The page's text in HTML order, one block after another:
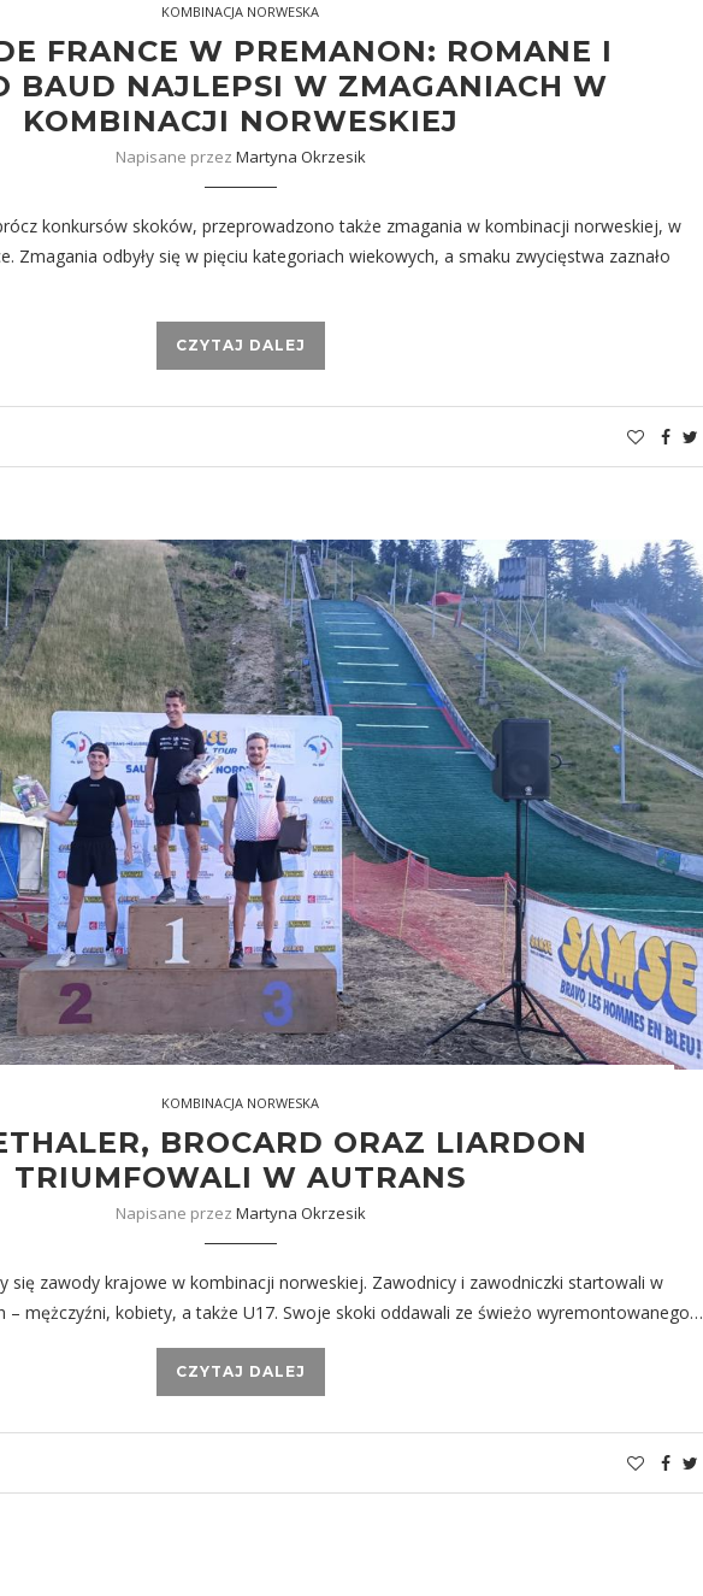
KOMBINACJA NORWESKA
FRANCE W PREMANON: ROMANE I
BAUD NAJLEPSI W ZMAGANIACH W
KOMBINACJI NORWESKIEJ
Napisane przez Martyna Okrzesik
konkursów skoków, przeprowadzono także zmagania w kombinacji norweskiej, w
Zmagania odbyły się w pięciu kategoriach wiekowych, a smaku zwycięstwa zaznało
CZYTAJ DALEJ
KOMBINACJA NORWESKA
BROCARD ORAZ LIARDON
TRIUMFOWALI W AUTRANS
Napisane przez Martyna Okrzesik
się zawody krajowe w kombinacji norweskiej. Zawodnicy i zawodniczki startowali w
– mężczyźni, kobiety, a także U17. Swoje skoki oddawali ze świeżo wyremontowanego…
CZYTAJ DALEJ